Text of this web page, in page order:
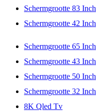
Schermgrootte 83 Inch
Schermgrootte 42 Inch
Schermgrootte 65 Inch
Schermgrootte 43 Inch
Schermgrootte 50 Inch
Schermgrootte 32 Inch
8K Qled Tv